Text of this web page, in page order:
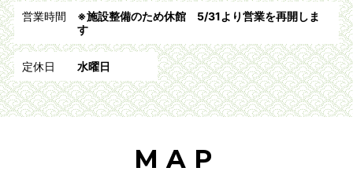
営業時間
※施設整備のため休館 5/31より営業を再開しま
す
定休日 水曜日
MAP